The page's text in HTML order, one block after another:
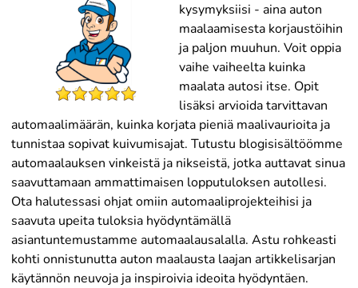
kysymyksiisi - aina auton
maalaamisesta korjaustöihin
ja paljon muuhun. Voit oppia
vaihe vaiheelta kuinka
maalata autosi itse. Opit
lisäksi arvioida tarvittavan
automaalimäärän, kuinka korjata pieniä maalivaurioita ja
tunnistaa sopivat kuivumisajat. Tutustu blogisisältöömme
automaalauksen vinkeistä ja nikseistä, jotka auttavat sinua
saavuttamaan ammattimaisen lopputuloksen autollesi.
Ota halutessasi ohjat omiin automaaliprojekteihisi ja
saavuta upeita tuloksia hyödyntämällä
asiantuntemustamme automaalausalalla. Astu rohkeasti
kohti onnistunutta auton maalausta laajan artikkelisarjan
käytännön neuvoja ja inspiroivia ideoita hyödyntäen.